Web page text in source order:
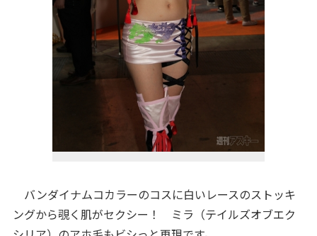
バンダイナムコカラーのコスに白いレースのストッキ
ングから覗く肌がセクシー！ ミラ（テイルズオブエク